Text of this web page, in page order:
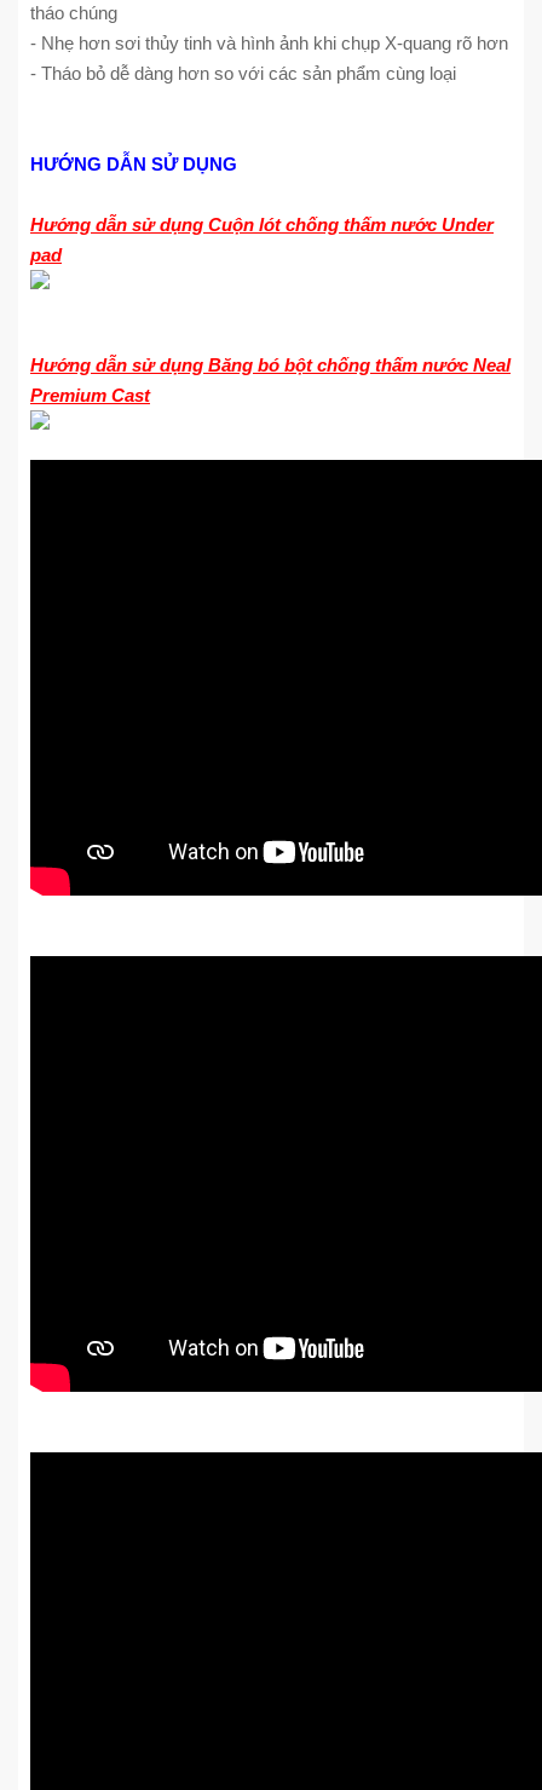
tháo chúng
- Nhẹ hơn sơi thủy tinh và hình ảnh khi chụp X-quang rõ hơn
- Tháo bỏ dễ dàng hơn so với các sản phẩm cùng loại
HƯỚNG DẪN SỬ DỤNG
Hướng dẫn sử dụng Cuộn lót chống thấm nước Under
pad
Hướng dẫn sử dụng Băng bó bột chống thấm nước Neal
Premium Cast